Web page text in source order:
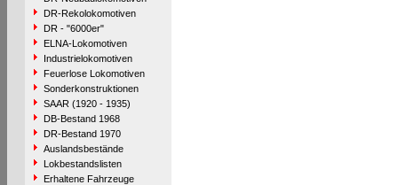
DR-Rekolokomotiven
DR - "6000er"
ELNA-Lokomotiven
Industrielokomotiven
Feuerlose Lokomotiven
Sonderkonstruktionen
SAAR (1920 - 1935)
DB-Bestand 1968
DR-Bestand 1970
Auslandsbestände
Lokbestandslisten
Erhaltene Fahrzeuge